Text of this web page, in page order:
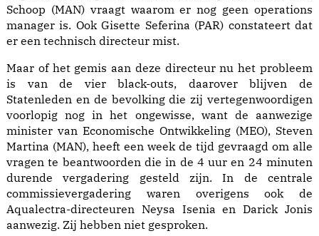
Schoop (MAN) vraagt waarom er nog geen operations
manager is. Ook Gisette Seferina (PAR) constateert dat
er een technisch directeur mist.
Maar of het gemis aan deze directeur nu het probleem
is van de vier black-outs, daarover blijven de
Statenleden en de bevolking die zij vertegenwoordigen
voorlopig nog in het ongewisse, want de aanwezige
minister van Economische Ontwikkeling (MEO), Steven
Martina (MAN), heeft een week de tijd gevraagd om alle
vragen te beantwoorden die in de 4 uur en 24 minuten
durende vergadering gesteld zijn. In de centrale
commissievergadering waren overigens ook de
Aqualectra-directeuren Neysa Isenia en Darick Jonis
aanwezig. Zij hebben niet gesproken.